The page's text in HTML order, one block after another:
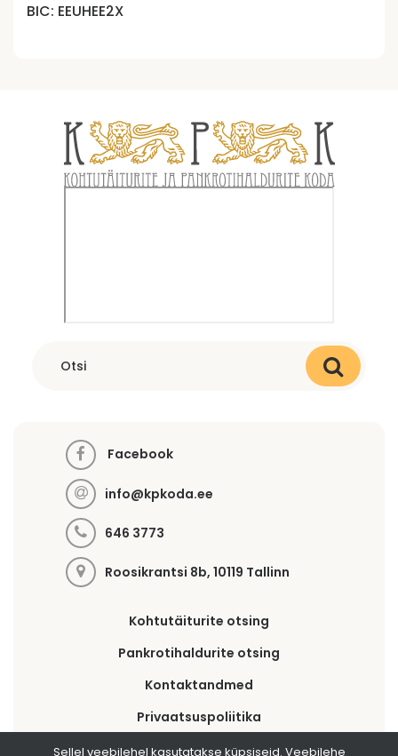
BIC: EEUHEE2X
Facebook
info@kpkoda.ee
646 3773
Roosikrantsi 8b, 10119 Tallinn
Kohtutäiturite otsing
Pankrotihaldurite otsing
Kontaktandmed
Privaatsuspoliitika
Sellel veebilehel kasutatakse küpsiseid. Veebilehe